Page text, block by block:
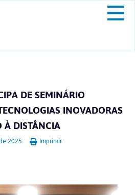
DE SEMINÁRIO
INOVADORAS
DISTÂNCIA
2025. Imprimir